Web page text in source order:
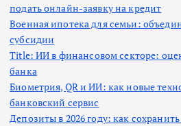
подать онлайн-заявку на кредит
Военная ипотека для семьи:
субсидии
Title: ИИ в финансовом секторе:
банка
Биометрия, QR и ИИ: как новые
банковский сервис
Депозиты в 2026 году: как